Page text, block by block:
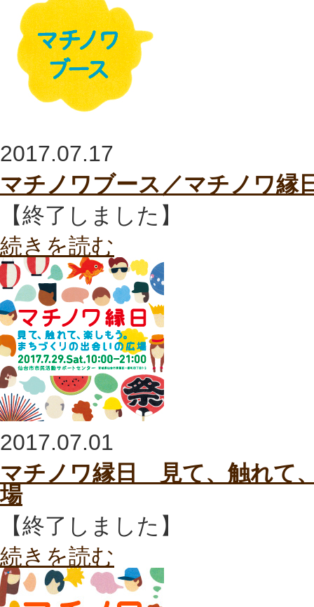
2017.07.17
マチノワブース／マチノワ縁
【終了しました】
続きを読む
2017.07.01
マチノワ縁日 見て、触れて
場
【終了しました】
続きを読む